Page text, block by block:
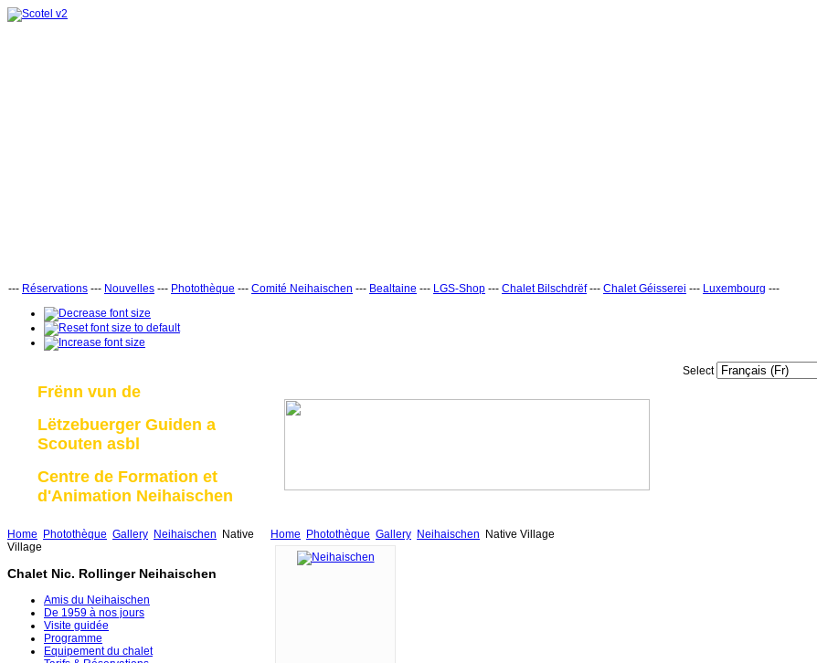
--- Réservations --- Nouvelles --- Photothèque --- Comité Neihaischen --- Bealtaine --- LGS-Shop --- Chalet Bilschdrëf--- Chalet Géisserei --- Luxembourg ---
Frënn vun de
Lëtzebuerger Guiden a
Scouten asbl
Centre de Formation et
d'Animation Neihaischen
Select
Home Photothèque Gallery Neihaischen
Native
Village
Chalet Nic. Rollinger Neihaischen
Amis du Neihaischen
De 1959 à nos jours
Visite guidée
Programme
Equipement du chalet
Home Photothèque Gallery Neihaischen Native Village